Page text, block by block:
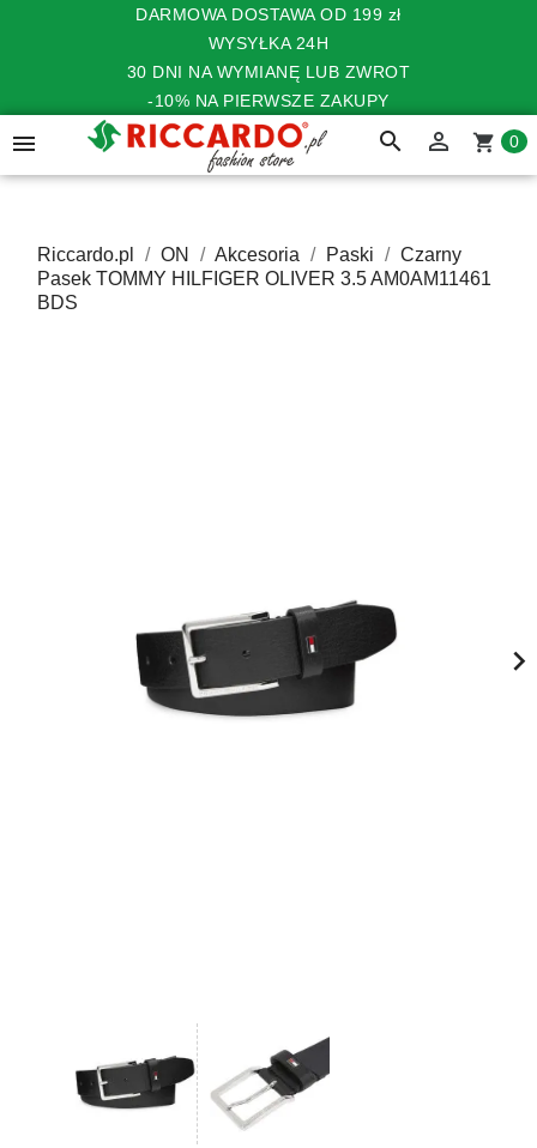
DARMOWA DOSTAWA OD 199 zł
WYSYŁKA 24H
30 DNI NA WYMIANĘ LUB ZWROT
-10% NA PIERWSZE ZAKUPY
 search  shopping_cart 0
Riccardo.pl ON Akcesoria Paski
Czarny
Pasek TOMMY HILFIGER OLIVER 3.5 AM0AM11461
BDS
